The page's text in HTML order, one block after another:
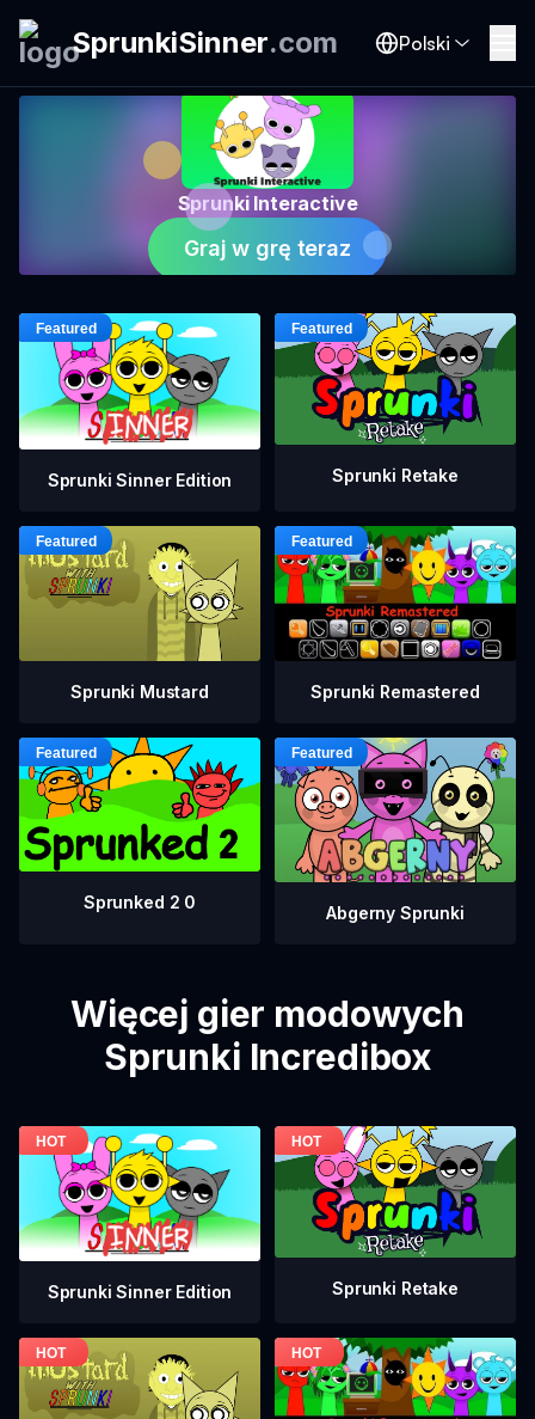
SprunkiSinner.com Polski
Sprunki Interactive
Graj w grę teraz
Sprunki Sinner Edition Sprunki Retake
Sprunki Mustard Sprunki Remastered
Sprunked 2 0
Abgerny Sprunki
Więcej gier modowych
Sprunki Incredibox
Sprunki Sinner Edition Sprunki Retake